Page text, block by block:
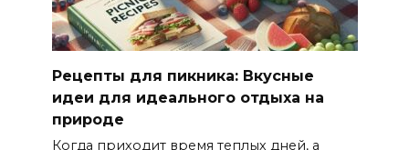
Рецепты для пикника: Вкусные
идеи для идеального отдыха на
природе
Когда приходит время теплых дней, а